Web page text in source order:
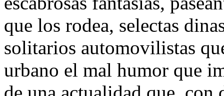
que los rodea, selectas
solitarios automovilistas
urbano el mal humor que